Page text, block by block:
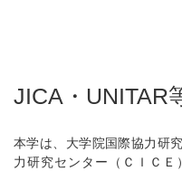
JICA・UNITAR
本学は、大学院国際協力研
力研究センター（ＣＩＣＥ